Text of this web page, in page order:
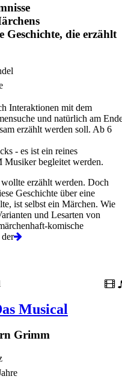
Geschichte, die erzählt
Interaktionen mit dem
und natürlich am
erzählt werden soll. Ab 6
- es ist ein reines
begleitet werden.
erzählt werden. Doch
Geschichte über eine
ist selbst ein Märchen. Wie
und Lesarten von
komische
der
Musical
Grimm